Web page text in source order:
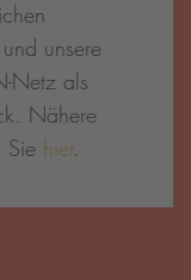
unsere
Netz als
Nähere
Sie hier.